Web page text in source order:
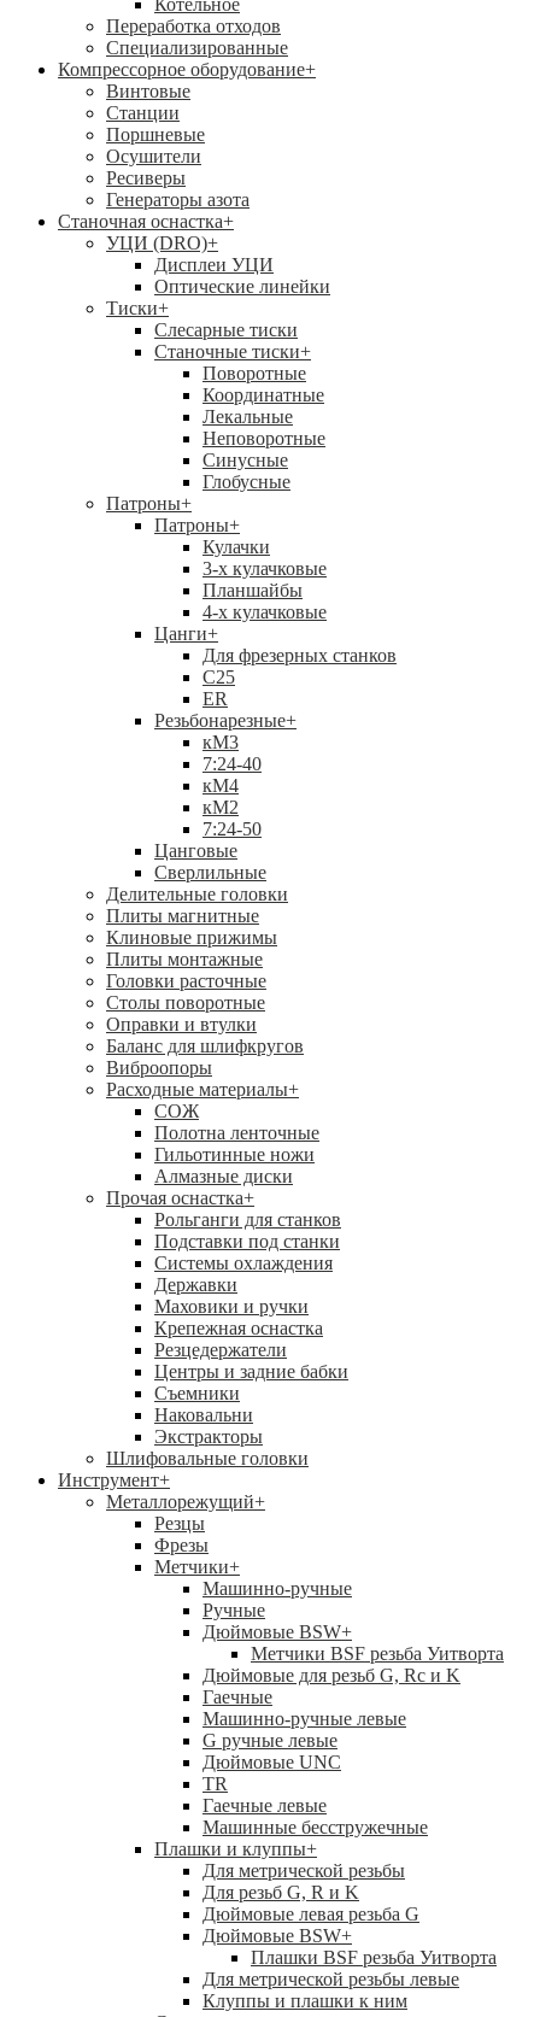
Котельное
Переработка отходов
Специализированные
Компрессорное оборудование+
Винтовые
Станции
Поршневые
Осушители
Ресиверы
Генераторы азота
Станочная оснастка+
УЦИ (DRO)+
Дисплеи УЦИ
Оптические линейки
Тиски+
Слесарные тиски
Станочные тиски+
Поворотные
Координатные
Лекальные
Неповоротные
Синусные
Глобусные
Патроны+
Патроны+
Кулачки
3-х кулачковые
Планшайбы
4-х кулачковые
Цанги+
Для фрезерных станков
С25
ER
Резьбонарезные+
кМ3
7:24-40
кМ4
кМ2
7:24-50
Цанговые
Сверлильные
Делительные головки
Плиты магнитные
Клиновые прижимы
Плиты монтажные
Головки расточные
Столы поворотные
Оправки и втулки
Баланс для шлифкругов
Виброопоры
Расходные материалы+
СОЖ
Полотна ленточные
Гильотинные ножи
Алмазные диски
Прочая оснастка+
Рольганги для станков
Подставки под станки
Системы охлаждения
Державки
Маховики и ручки
Крепежная оснастка
Резцедержатели
Центры и задние бабки
Съемники
Наковальни
Экстракторы
Шлифовальные головки
Инструмент+
Металлорежущий+
Резцы
Фрезы
Метчики+
Машинно-ручные
Ручные
Дюймовые BSW+
Метчики BSF резьба Уитворта
Дюймовые для резьб G, Rc и K
Гаечные
Машинно-ручные левые
G ручные левые
Дюймовые UNC
TR
Гаечные левые
Машинные бесстружечные
Плашки и клуппы+
Для метрической резьбы
Для резьб G, R и K
Дюймовые левая резьба G
Дюймовые BSW+
Плашки BSF резьба Уитворта
Для метрической резьбы левые
Клуппы и плашки к ним